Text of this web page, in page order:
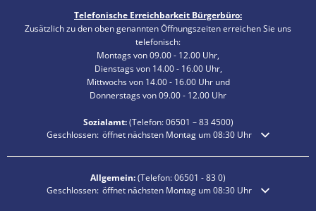
Telefonische Erreichbarkeit Bürgerbüro:
Zusätzlich zu den oben genannten Öffnungszeiten erreichen Sie uns
telefonisch:
Montags von 09.00 - 12.00 Uhr,
Dienstags von 14.00 - 16.00 Uhr,
Mittwochs von 14.00 - 16.00 Uhr und
Donnerstags von 09.00 - 12.00 Uhr
Sozialamt:(Telefon:06501 – 834500)
Klicken, um weitere Öffnungs- oder Schließzeiten auszublenden
Geschlossen: öffnet nächsten Montag um 08:30 Uhr
Allgemein:(Telefon:06501 - 83 0)
Klicken, um weitere Öffnungs- oder Schließzeiten auszublenden
Geschlossen: öffnet nächsten Montag um 08:30 Uhr